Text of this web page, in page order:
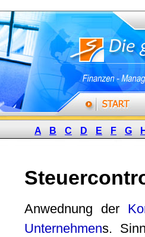
A B C D E F G
Anwednung der
Unternehmens.